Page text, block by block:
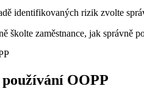
identifikovaných rizik zvolte
školte zaměstnance, jak správně
OOPP